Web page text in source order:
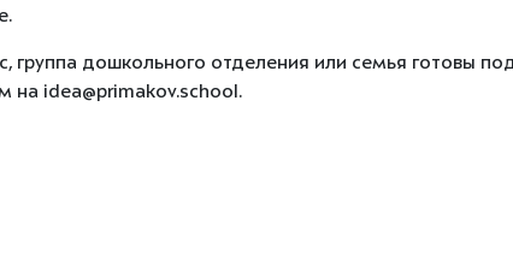
группа дошкольного отделения или семья готовы
на idea@primakov.school.